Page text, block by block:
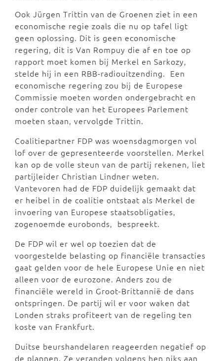
Ook Jürgen Trittin van de Groenen ziet in een
economische regie zoals die nu op tafel ligt
geen oplossing. Dit is geen economische
regering, dit is Van Rompuy die af en toe op
rapport moet komen bij Merkel en Sarkozy,
stelde hij in een RBB-radiouitzending. Een
economische regering zou bij de Europese
Commissie moeten worden ondergebracht en
onder controle van het Europees Parlement
moeten staan, vervolgde Trittin.
Coalitiepartner FDP was woensdagmorgen vol
lof over de gepresenteerde voorstellen. Merkel
kan op de volle steun van de partij rekenen, liet
partijleider Christian Lindner weten.
Vantevoren had de FDP duidelijk gemaakt dat
er heibel in de coalitie ontstaat als Merkel de
invoering van Europese staatsobligaties,
zogenoemde eurobonds, bespreekt.
De FDP wil er wel op toezien dat de
voorgestelde belasting op financiële transacties
gaat gelden voor de hele Europese Unie en niet
alleen voor de eurozone. Anders zou de
financiële wereld in Groot-Brittannië de dans
ontspringen. De partij wil er voor waken dat
Londen straks profiteert van de regeling ten
koste van Frankfurt.
Duitse beurshandelaren reageerden negatief op
de plannen. Ze veranden volgens hen niks aan